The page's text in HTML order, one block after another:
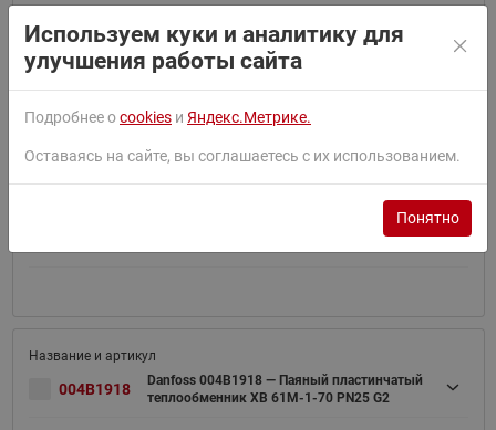
004B1916
Danfoss 004B1917 — Паяный пластинчатый
004B1918
Danfoss 004B1918 — Паяный пластинчатый
теплообменник XB 61M-1-70 PN25 G2
Используем куки и аналитику для
улучшения работы сайта
Подробнее оcookies и Яндекс.Метрике.
Оставаясь на сайте, вы соглашаетесь с их использованием.
Понятно